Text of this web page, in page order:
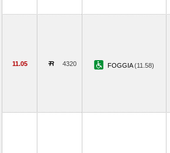
11.05 4320 FOGGIA(11.58)